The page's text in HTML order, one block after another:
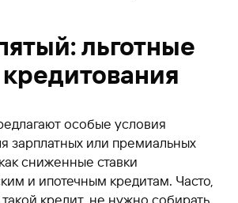
льготные
особые условия
зарплатных или премиальных
сниженные ставки
и ипотечным кредитам. Часто,
кредит, не нужно собирать